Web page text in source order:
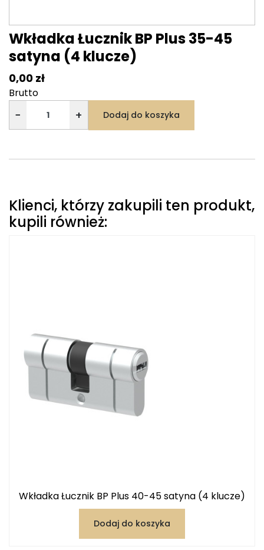
Wkładka Łucznik BP Plus 35-45
satyna (4 klucze)
0,00 zł
Brutto
− + Dodaj do koszyka
Klienci, którzy zakupili ten produkt,
kupili również:
Wkładka Łucznik BP Plus 40-45 satyna (4 klucze)
Dodaj do koszyka